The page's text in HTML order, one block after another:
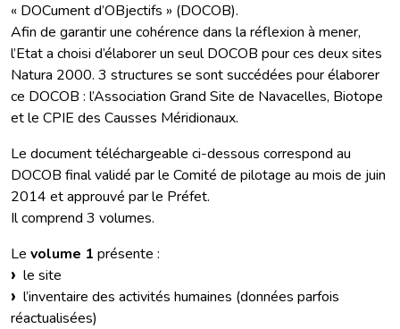
« DOCument d’OBjectifs » (DOCOB).
Afin de garantir une cohérence dans la réflexion à mener,
l’Etat a choisi d’élaborer un seul DOCOB pour ces deux sites
Natura 2000. 3 structures se sont succédées pour élaborer
ce DOCOB : l’Association Grand Site de Navacelles, Biotope
et le CPIE des Causses Méridionaux.
Le document téléchargeable ci-dessous correspond au
DOCOB final validé par le Comité de pilotage au mois de juin
2014 et approuvé par le Préfet.
Il comprend 3 volumes.
Le volume 1 présente :
le site
l’inventaire des activités humaines (données parfois
réactualisées)